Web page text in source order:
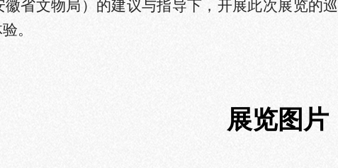
省文物局）的建议与指导下，开展此次展览的
。
展览图片